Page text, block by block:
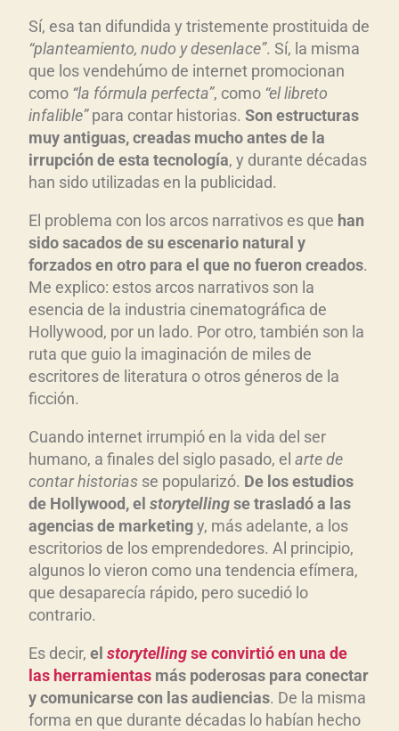
Sí, esa tan difundida y tristemente prostituida de
“planteamiento, nudo y desenlace”. Sí, la misma
que los vendehúmo de internet promocionan
como “la fórmula perfecta”, como “el libreto
infalible”para contar historias. Son estructuras
muy antiguas, creadas mucho antes de la
irrupción de esta tecnología, y durante décadas
han sido utilizadas en la publicidad.
El problema con los arcos narrativos es que han
sido sacados de su escenario natural y
forzados en otro para el que no fueron creados.
Me explico: estos arcos narrativos son la
esencia de la industria cinematográfica de
Hollywood, por un lado. Por otro, también son la
ruta que guio la imaginación de miles de
escritores de literatura o otros géneros de la
ficción.
Cuando internet irrumpió en la vida del ser
humano, a finales del siglo pasado, el arte de
contar historias se popularizó. De los estudios
de Hollywood, el storytellingse trasladó a las
agencias de marketingy, más adelante, a los
escritorios de los emprendedores. Al principio,
algunos lo vieron como una tendencia efímera,
que desaparecía rápido, pero sucedió lo
contrario.
Es decir, el storytellingse convirtió en una de
las herramientas más poderosas para conectar
y comunicarse con las audiencias. De la misma
forma en que durante décadas lo habían hecho